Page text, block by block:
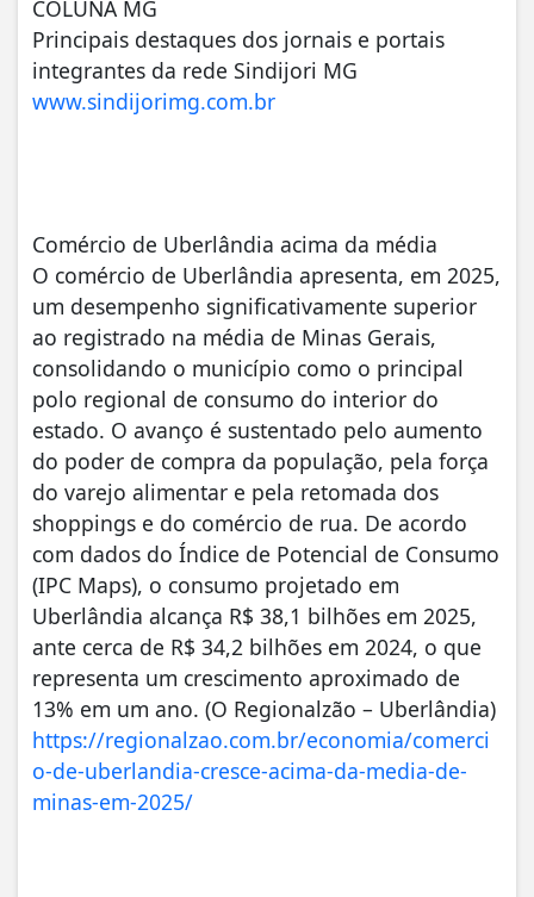
COLUNA MG
Principais destaques dos jornais e portais
integrantes da rede Sindijori MG
www.sindijorimg.com.br
Comércio de Uberlândia acima da média
O comércio de Uberlândia apresenta, em 2025,
um desempenho significativamente superior
ao registrado na média de Minas Gerais,
consolidando o município como o principal
polo regional de consumo do interior do
estado. O avanço é sustentado pelo aumento
do poder de compra da população, pela força
do varejo alimentar e pela retomada dos
shoppings e do comércio de rua. De acordo
com dados do Índice de Potencial de Consumo
(IPC Maps), o consumo projetado em
Uberlândia alcança R$ 38,1 bilhões em 2025,
ante cerca de R$ 34,2 bilhões em 2024, o que
representa um crescimento aproximado de
13% em um ano. (O Regionalzão – Uberlândia)
https://regionalzao.com.br/economia/comerci
o-de-uberlandia-cresce-acima-da-media-de-
minas-em-2025/